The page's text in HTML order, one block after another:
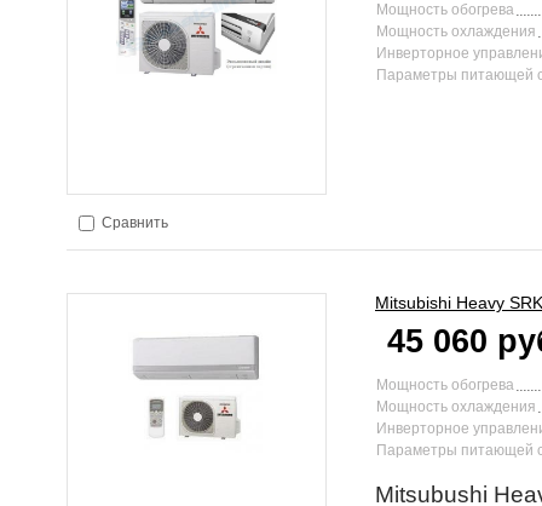
Сравнить
Мощность обогрева
Мощность охлаждения
Инверторное
Параметры питающей
Mitsubishi Heavy
45 060
Мощность обогрева
Мощность охлаждения
Инверторное
Параметры питающей
Mitsubushi